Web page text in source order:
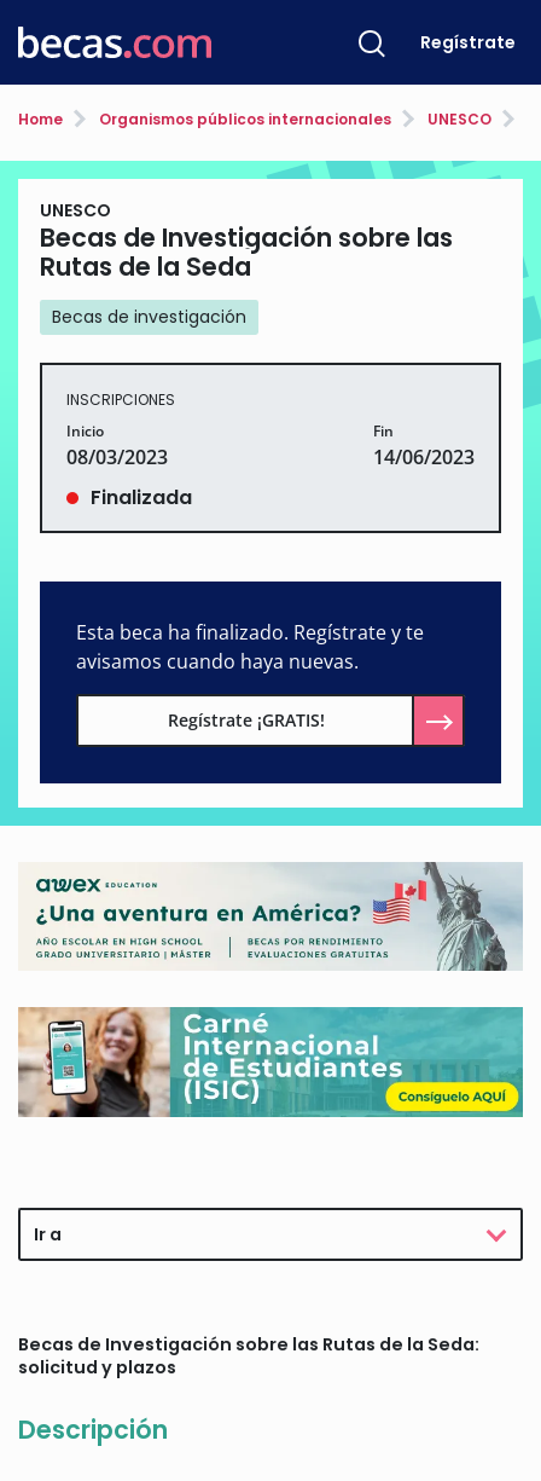
Regístrate
Home Organismos públicos internacionales UNESCO
UNESCO
Becas de Investigación sobre las
Rutas de la Seda
Becas de investigación
INSCRIPCIONES
Inicio
08/03/2023
Fin
14/06/2023
Finalizada
Esta beca ha finalizado. Regístrate y te
avisamos cuando haya nuevas.
Regístrate ¡GRATIS!
Ir a
Becas de Investigación sobre las Rutas de la Seda:
solicitud y plazos
Descripción